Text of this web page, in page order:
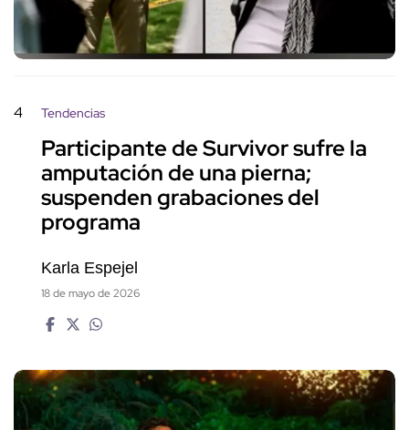
4 Tendencias
Participante de Survivor sufre la
amputación de una pierna;
suspenden grabaciones del
programa
Karla Espejel
18 de mayo de 2026